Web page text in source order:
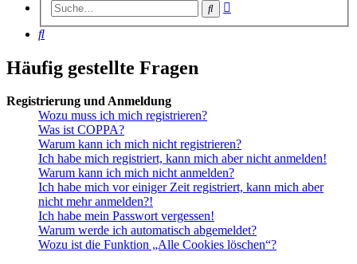
Suche
Suche
Häufig gestellte Fragen
Registrierung und Anmeldung
Wozu muss ich mich registrieren?
Was ist COPPA?
Warum kann ich mich nicht registrieren?
Ich habe mich registriert, kann mich aber nicht anmelden!
Warum kann ich mich nicht anmelden?
Ich habe mich vor einiger Zeit registriert, kann mich aber
nicht mehr anmelden?!
Ich habe mein Passwort vergessen!
Warum werde ich automatisch abgemeldet?
Wozu ist die Funktion „Alle Cookies löschen“?